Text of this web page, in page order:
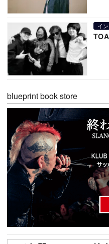
イ
blueprint book store